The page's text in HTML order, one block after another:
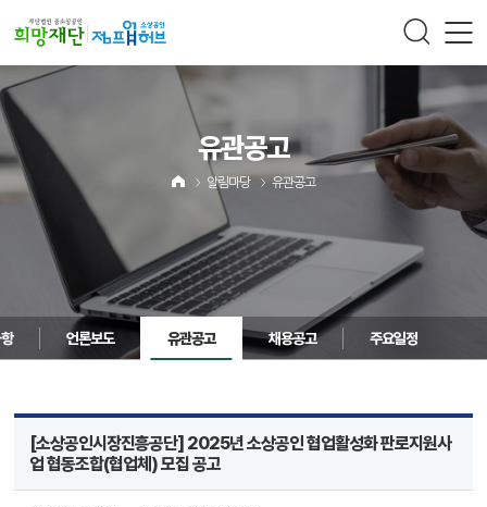
유관공고
알림마당 유관공고
언론보도 유관공고 채용공고 주요일정
[소상공인시장진흥공단] 2025년 소상공인 협업활성화 판로지원사
업 협동조합(협업체) 모집 공고